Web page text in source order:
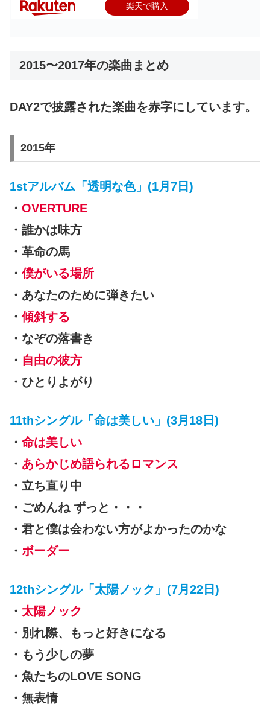
楽天で購入
2015〜2017年の楽曲まとめ
DAY2で披露された楽曲を赤字にしています。
2015年
1stアルバム「透明な色」(1月7日)
・ OVERTURE
・誰かは味方
・革命の馬
・僕がいる場所
・あなたのために弾きたい
・ 傾斜する
・なぞの落書き
・ 自由の彼方
・ひとりよがり
11thシングル「命は美しい」(3月18日)
・ 命は美しい
・ あらかじめ語られるロマンス
・立ち直り中
・ごめんね ずっと・・・
・君と僕は会わない方がよかったのかな
・ ボーダー
12thシングル「太陽ノック」(7月22日)
・ 太陽ノック
・別れ際、もっと好きになる
・もう少しの夢
・魚たちのLOVE SONG
・無表情